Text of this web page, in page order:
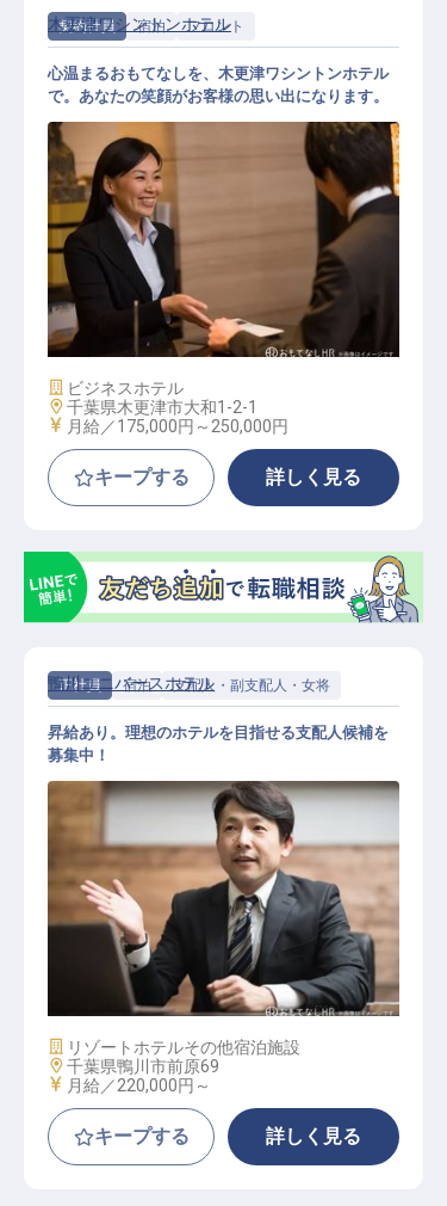
契約社員 宿泊 フロント
フロントスタッフ
木更津ワシントンホテル
心温まるおもてなしを、木更津ワシントンホテル
で。あなたの笑顔がお客様の思い出になります。
施設業態
ビジネスホテル
勤務地
千葉県木更津市大和1-2-1
給与
月給／175,000円～ 250,000円
キープする 詳しく見る
正社員 宿泊 支配人・副支配人・女将
支配人・副支配人・女将 / 正社員
鴨川ユニバースホテル
昇給あり。理想のホテルを目指せる支配人候補を
募集中！
施設業態
リゾートホテルその他宿泊施設
勤務地
千葉県鴨川市前原69
給与
月給／220,000円～
キープする 詳しく見る